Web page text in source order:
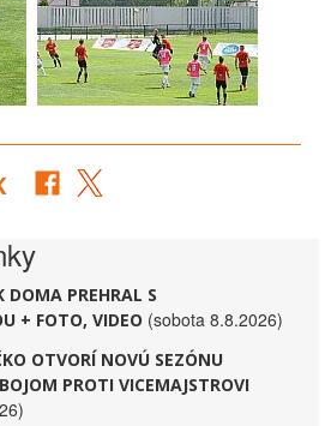
DOMA PREHRAL S
+ FOTO, VIDEO (sobota 8.8.2026)
OTVORÍ NOVÚ SEZÓNU
PROTI VICEMAJSTROVI